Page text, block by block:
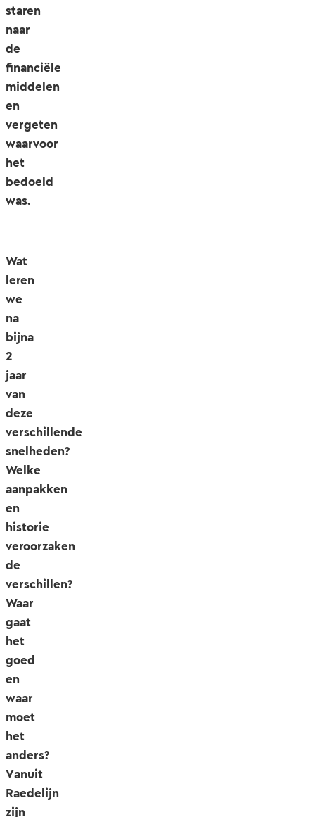
staren
naar
de
financiële
middelen
en
vergeten
waarvoor
het
bedoeld
was.
Wat
leren
we
na
bijna
2
jaar
van
deze
verschillende
snelheden?
Welke
aanpakken
en
historie
veroorzaken
de
verschillen?
Waar
gaat
het
goed
en
waar
moet
het
anders?
Vanuit
Raedelijn
zijn